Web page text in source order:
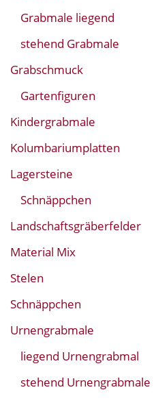
Grabmale liegend
stehend Grabmale
Grabschmuck
Gartenfiguren
Kindergrabmale
Kolumbariumplatten
Lagersteine
Schnäppchen
Landschaftsgräberfelder
Material Mix
Stelen
Schnäppchen
Urnengrabmale
liegend Urnengrabmal
stehend Urnengrabmale